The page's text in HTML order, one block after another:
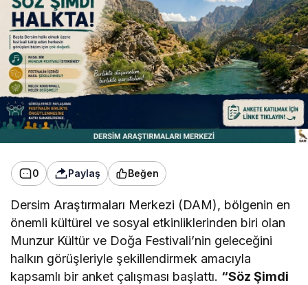
0 Paylaş Beğen
Dersim Araştırmaları Merkezi (DAM), bölgenin en
önemli kültürel ve sosyal etkinliklerinden biri olan
Munzur Kültür ve Doğa Festivali’nin geleceğini
halkın görüşleriyle şekillendirmek amacıyla
kapsamlı bir anket çalışması başlattı. “Söz Şimdi